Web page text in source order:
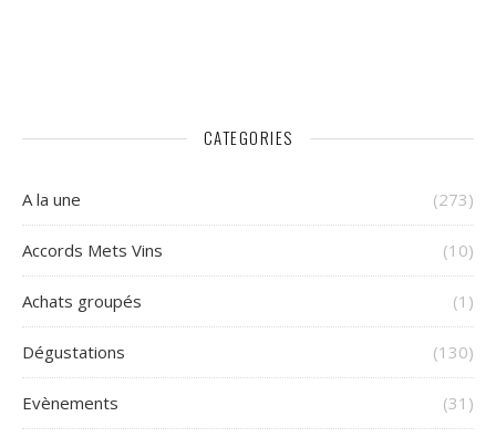
CATEGORIES
A la une (273)
Accords Mets Vins (10)
Achats groupés (1)
Dégustations (130)
Evènements (31)